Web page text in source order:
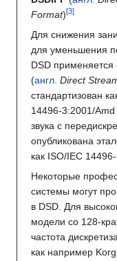
Format)
Для снижения
для уменьшения
DSD применяется
(англ. Direct
стандартизован
14496-3:2001/
звука с
опубликована
как ISO/IEC
Некоторые
системы могут
в DSD. Для
модели со 128-
частота
как например